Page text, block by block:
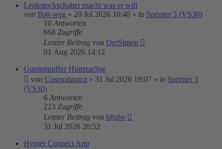
Lenkstockschalter macht was er will
von flott-weg » 20 Jul 2026 10:48 » in Sprinter 3 (VS30)
10 Antworten
668 Zugriffe
Letzter Beitrag von DerSimon
01 Aug 2026 14:12
Gummipuffer Hinterachse
von Cosmodanica » 31 Jul 2026 19:07 » in Sprinter 3
(VS30)
6 Antworten
223 Zugriffe
Letzter Beitrag von hljube
31 Jul 2026 20:52
Hymer Connect App